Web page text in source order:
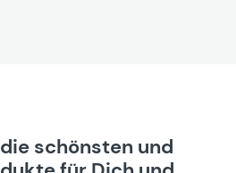
schönsten und